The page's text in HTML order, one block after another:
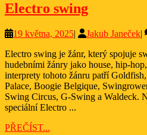
Electro swingElectro
19 května, 202519
2025
| Jakub Janeček|
Electro swing je žánr, který spojuje swingové styly se současnými
hudebními žánry jako house, hip-
interprety tohoto žánru patří
Palace, Boogie Belgique,
Swing Circus, G-Swing a Waldeck.
speciální Electro ...
PŘEČÍST...